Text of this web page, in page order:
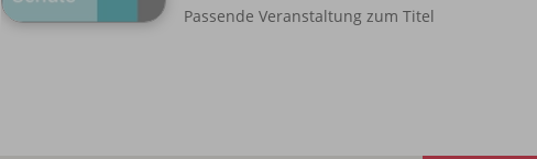
Passende Veranstaltung zum Titel